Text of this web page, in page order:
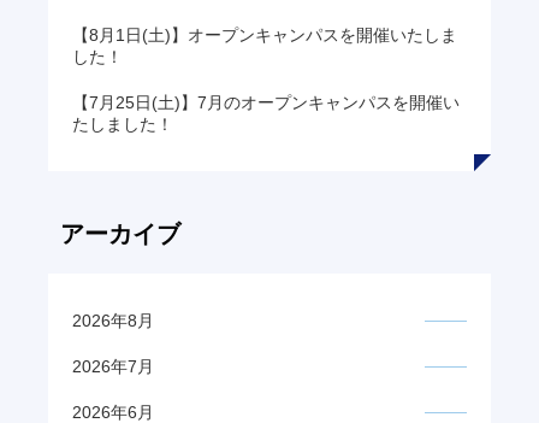
【8月1日(土)】オープンキャンパスを開催いたしま
した！
【7月25日(土)】7月のオープンキャンパスを開催い
たしました！
アーカイブ
2026年8月
2026年7月
2026年6月